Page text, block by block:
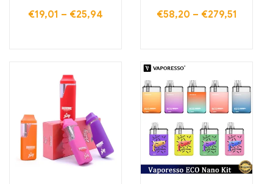
uudelleenladattava
€19,01 – €25,94 €58,20 – €279,51